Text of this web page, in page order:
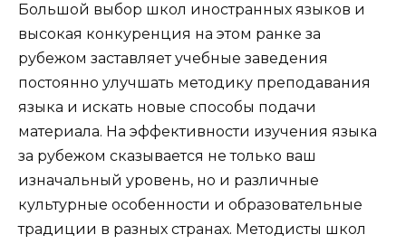
Большой выбор школ иностранных языков и
высокая конкуренция на этом ранке за
рубежом заставляет учебные заведения
постоянно улучшать методику преподавания
языка и искать новые способы подачи
материала. На эффективности изучения языка
за рубежом сказывается не только ваш
изначальный уровень, но и различные
культурные особенности и образовательные
традиции в разных странах. Методисты школ